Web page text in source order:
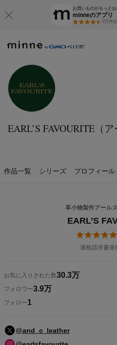
お買いものがもっとお
minneのアプリ
3万件
EARL’S FAVOURITE（
作品一覧 シリーズ プロフィール
革小物製作アール
EARL’S
適格請求書発
お気に入りされた数30.3万
フォロワー3.9万
フォロー1
@and_c_leather